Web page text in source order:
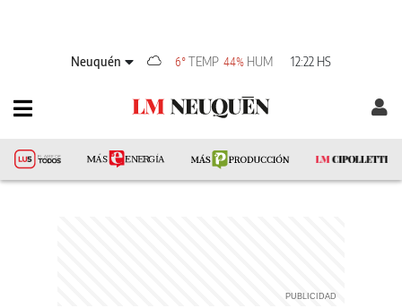
Neuquén 6°TEMP 44% HUM 12:22 HS